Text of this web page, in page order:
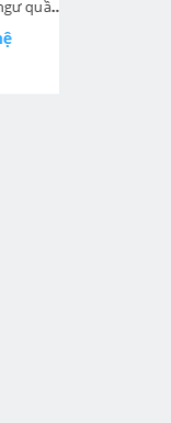
tranh gạch 3d cửu ngư quần hội dọc 105 next